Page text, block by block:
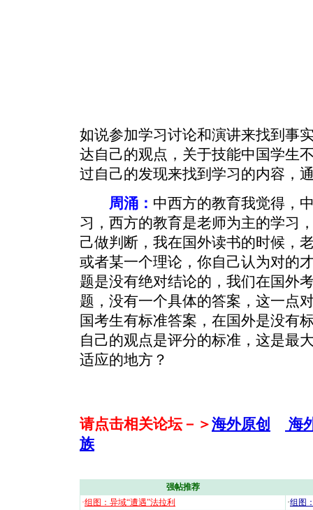
如说参加学习讨论和演讲来找到事
达自己的观点，关于技能中国学生
过自己的发现来找到学习的内容，
周涌： 中西方的教育我觉得，
习，西方的教育是老师为主的学习
己做判断，我在国外读书的时候，
或者某一个理论，你自己认为对的
题是没有绝对结论的，我们在国外
题，没有一个具体的答案，这一点
国考生有标准答案，在国外是没有
自己的观点是评分的标准，这是最
适应的地方？
请点击相关论坛－＞海外原创
海
族
强帖推荐
·组图：异域“遭遇”法拉利 ·组图